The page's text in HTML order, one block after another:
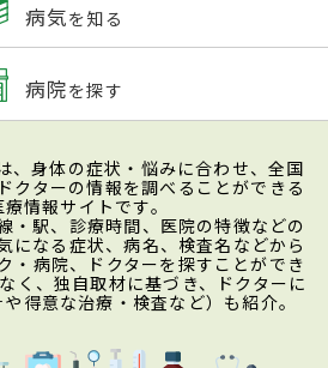
病気を知る
病院を探す
、身体の症状・悩みに合わせ、全国
クターの情報を調べることができる
情報サイトです。
・駅、診療時間、医院の特徴などの
になる症状、病名、検査名などから
・病院、ドクターを探すことができ
く、独自取材に基づき、ドクターに
得意な治療・検査など）も紹介。